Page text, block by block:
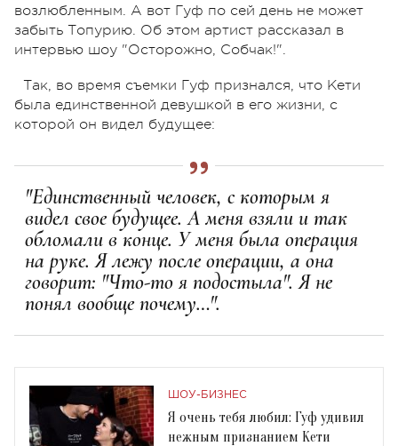
возлюбленным. А вот Гуф по сей день не может
забыть Топурию. Об этом артист рассказал в
интервью шоу "Осторожно, Собчак!".
Так, во время съемки Гуф признался, что Кети
была единственной девушкой в его жизни, с
которой он видел будущее:
"Единственный человек, с которым я
видел свое будущее. А меня взяли и так
обломали в конце. У меня была операция
на руке. Я лежу после операции, а она
говорит: "Что-то я подостыла". Я не
понял вообще почему…".
ШОУ-БИЗНЕС
Я очень тебя любил: Гуф удивил
нежным признанием Кети